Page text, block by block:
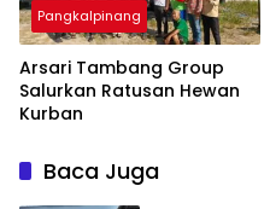
Pangkalpinang
‎Arsari Tambang Group
Salurkan Ratusan Hewan
Kurban
Baca Juga